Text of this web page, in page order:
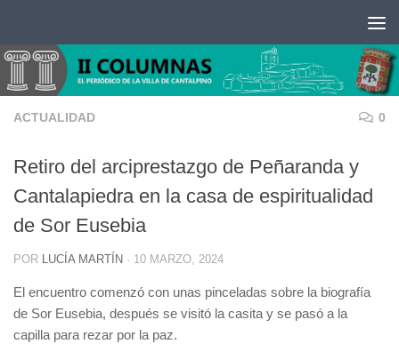
ACTUALIDAD 0
Retiro del arciprestazgo de Peñaranda y
Cantalapiedra en la casa de espiritualidad
de Sor Eusebia
POR LUCÍA MARTÍN · 10 MARZO, 2024
El encuentro comenzó con unas pinceladas sobre la biografía
de Sor Eusebia, después se visitó la casita y se pasó a la
capilla para rezar por la paz.